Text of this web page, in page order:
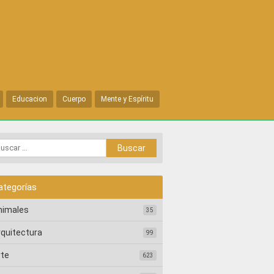
Educacion Cuerpo Mente y Espíritu
35
99
623